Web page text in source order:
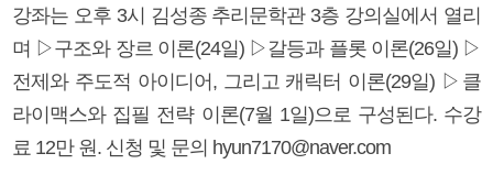
강좌는 오후 3시 김성종 추리문학관 3층 강의실에서 열리
며 ▷구조와 장르 이론(24일) ▷갈등과 플롯 이론(26일) ▷
전제와 주도적 아이디어, 그리고 캐릭터 이론(29일) ▷클
라이맥스와 집필 전략 이론(7월 1일)으로 구성된다. 수강
료 12만 원. 신청 및 문의 hyun7170@naver.com